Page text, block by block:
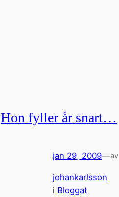
Hon fyller år snart…
jan 29, 2009—av
johankarlsson
i Bloggat